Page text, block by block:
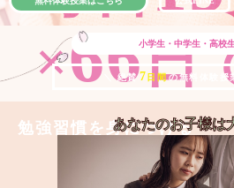
×66日
勉強習慣を身につける
小学生・中学生・高校
＼ 絶賛 7 日間の無料体験授
あなたのお子様は